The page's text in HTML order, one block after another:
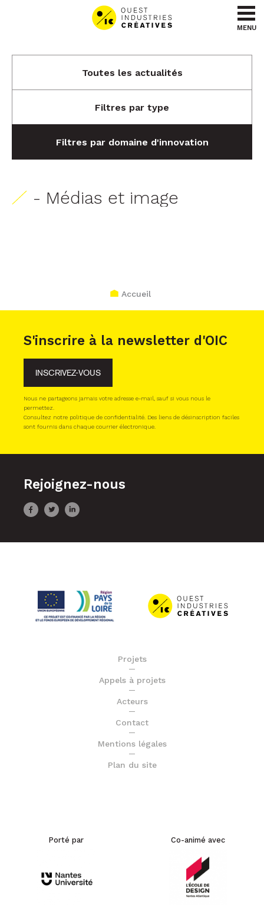
Aller au menu
Aller au contenu
MENU
Toutes les actualités
Filtres par type
Filtres par domaine d'innovation
- Médias et image
Accueil
S'inscrire à la newsletter d'OIC
INSCRIVEZ-VOUS
Nous ne partageons jamais votre adresse e-mail, sauf si vous nous le
permettez.
Consultez notre politique de confidentialité. Des liens de désinscription faciles
sont fournis dans chaque courrier électronique.
Rejoignez-nous
Projets
Appels à projets
Acteurs
Contact
Mentions légales
Plan du site
Porté par Co-animé avec